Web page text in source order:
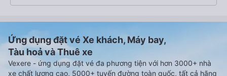
Ứng dụng đặt vé Xe khách, Máy bay,
Tàu hoả và Thuê xe
Vexere - ứng dụng đặt vé đa phương tiện với hơn 3000+ nhà
xe chất lượng cao, 5000+ tuyến đường toàn quốc, tất cả hãng